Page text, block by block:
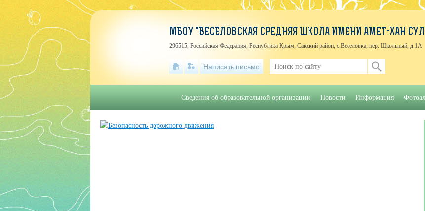
МБОУ "ВЕСЕЛОВСКАЯ СРЕДНЯЯ ШКОЛА ИМЕНИ АМЕТ-ХАН
296515, Российская Федерация, Республика Крым, Сакский район, с.Веселовка, пер. Школьный, д.1А
Написать письмо
Сведения об образовательной организации Новости Информация